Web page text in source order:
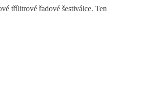
třílitrové řadové šestiválce. Ten